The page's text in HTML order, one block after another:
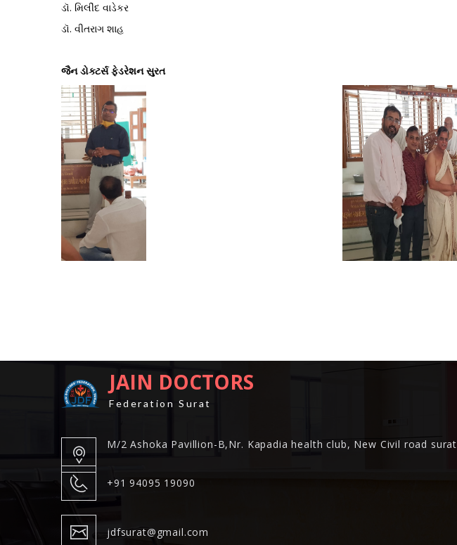
ડૉ. મિલીંદ વાડેકર
ડૉ. વીતરાગ શાહ
જૈન ડોક્ટર્સ ફેડરેશન સુરત
JAIN DOCTORS
Federation Surat
M/2 Ashoka Pavillion-B,Nr. Kapadia health club, New Civil road surat
+91 94095 19090
jdfsurat@gmail.com